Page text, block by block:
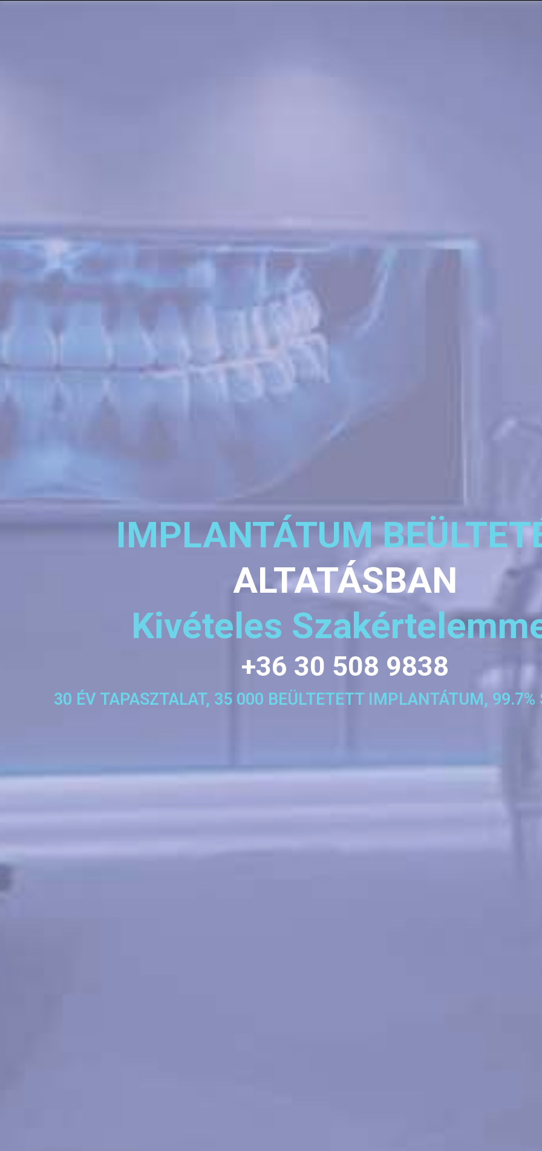
IMPLANTÁTUM
ALTATÁSBAN
Kivételes
+36 30 508 9838
30 ÉV TAPASZTALAT, 35 000 BEÜLTETETT IMPLANTÁTUM, 99.7%